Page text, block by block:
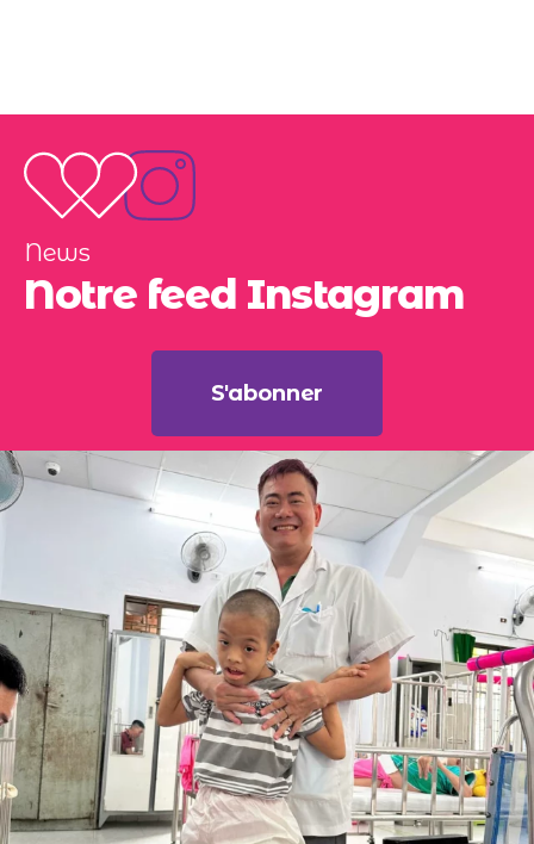
News
Notre feed Instagram
S'abonner